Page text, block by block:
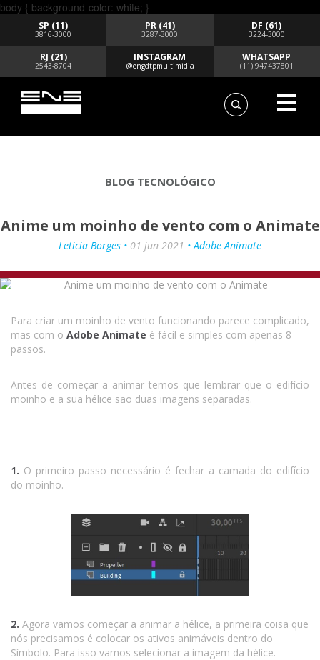
body { background-color: white; }
SP (11)
3816-3000
PR (41)
3287-3000
DF (61)
3224-3000
RJ (21)
2543-8704
INSTAGRAM
@engdtpmultimidia
WHATSAPP
(11) 947437801
BLOG TECNOLÓGICO
Anime um moinho de vento com o Animate
Leticia Borges • 01 jun 2021 • Adobe Animate
Para criar um moinho de vento funcionando parece complicado,
mas com o Adobe Animate é fácil e simples com apenas 8
passos.
Antes de começar a animar temos que lembrar que o edifício
moinho e a sua hélice são duas imagens separadas.
1. O primeiro passo necessário é fechar a camada do edifício
do moinho.
2. Agora vamos começar a animar a hélice, a primeira coisa que
nós precisamos é colocar os ativos animáveis dentro do
Símbolo. Para isso vamos selecionar a imagem da hélice.